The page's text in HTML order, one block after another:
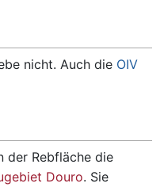
nicht. Auch die OIV
der Rebfläche die
Douro. Sie